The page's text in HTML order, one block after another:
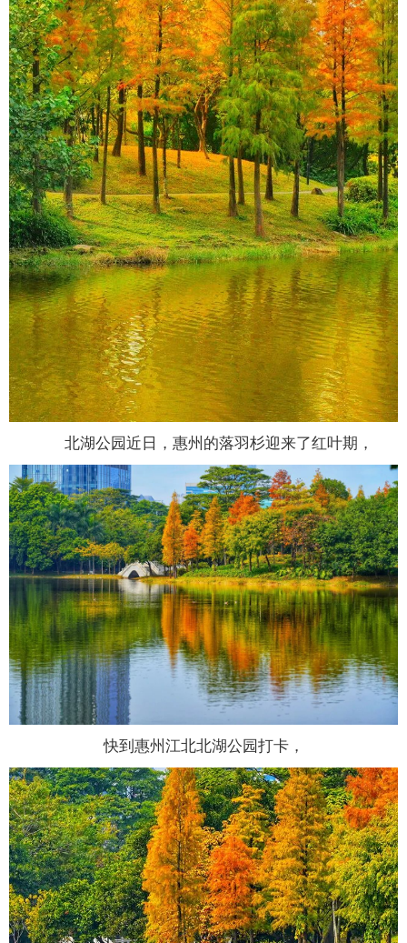
北湖公园近日，惠州的落羽杉迎来了红叶期，
快到惠州江北北湖公园打卡，